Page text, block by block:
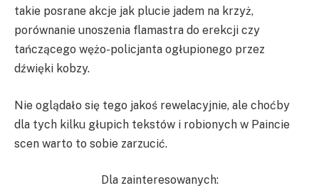
takie posrane akcje jak plucie jadem na krzyż,
porównanie unoszenia flamastra do erekcji czy
tańczącego wężo-policjanta ogłupionego przez
dźwięki kobzy.
Nie oglądało się tego jakoś rewelacyjnie, ale choćby
dla tych kilku głupich tekstów i robionych w Paincie
scen warto to sobie zarzucić.
Dla zainteresowanych: